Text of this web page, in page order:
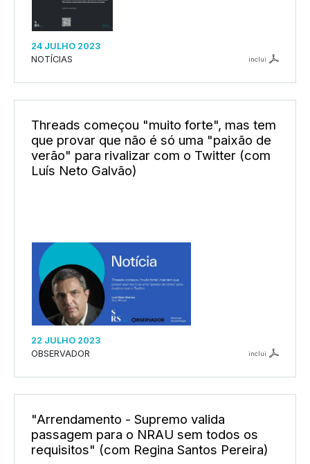
24 JULHO 2023
NOTÍCIAS
inclui
Threads começou "muito forte", mas tem
que provar que não é só uma "paixão de
verão" para rivalizar com o Twitter (com
Luís Neto Galvão)
22 JULHO 2023
OBSERVADOR
inclui
"Arrendamento - Supremo valida
passagem para o NRAU sem todos os
requisitos" (com Regina Santos Pereira)